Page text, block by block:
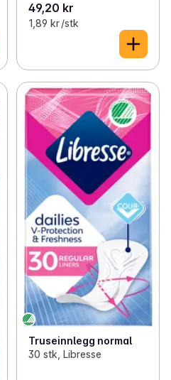
49,20 kr
1,89 kr /stk
Truseinnlegg normal
30 stk, Libresse